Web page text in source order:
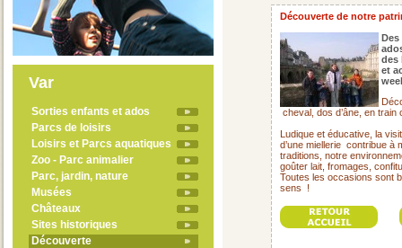
Var
Sorties enfants et ados
Parcs de loisirs
Loisirs et Parcs aquatiques
Zoo - Parc animalier
Parc, jardin, nature
Musées
Châteaux
Sites historiques
Découverte
Découverte de notre
Des
des
et
cheval, dos d’âne, en
Ludique et éducative, la
d’une miellerie contribue à
traditions, notre
goûter lait, fromages,
Toutes les occasions sont
sens !